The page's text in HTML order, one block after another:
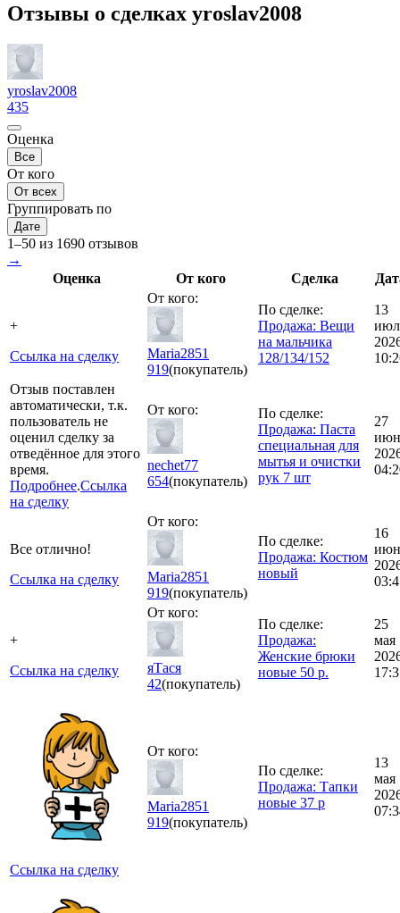
Отзывы о сделках yroslav2008
yroslav2008
435
Оценка
Все
От кого
От всех
Группировать по
Дате
1–50 из 1690 отзывов
→
Оценка
От кого Сделка
+
Ссылка на сделку
От кого:
Maria2851
919(покупатель)
По сделке:
Продажа: Вещи
на мальчика
128/134/152
13
Отзыв поставлен
автоматически, т.к.
пользователь не
оценил сделку за
отведённое для этого
время.
Подробнее.Ссылка
на сделку
От кого:
nechet77
654(покупатель)
По сделке:
Продажа: Паста
специальная для
мытья и очистки
рук 7 шт
27
Все отлично!
Ссылка на сделку
От кого:
Maria2851
919(покупатель)
По сделке:
Продажа: Костюм
новый
16
+
Ссылка на сделку
От кого:
яТася
42(покупатель)
По сделке:
Продажа:
Женские брюки
новые 50 р.
25
мая
Ссылка на сделку
От кого:
Maria2851
919(покупатель)
По сделке:
Продажа: Тапки
новые 37 р
13
мая